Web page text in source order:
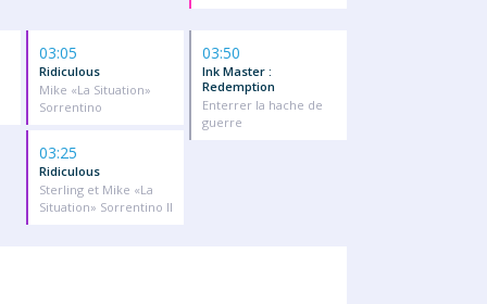
03:05
Ridiculous
Mike «La Situation»
Sorrentino
03:25
Ridiculous
Sterling et Mike «La
Situation» Sorrentino II
03:50
Ink Master :
Redemption
Enterrer la hache de
guerre